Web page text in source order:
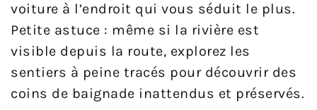
voiture à l’endroit qui vous séduit le plus.
Petite astuce : même si la rivière est
visible depuis la route, explorez les
sentiers à peine tracés pour découvrir des
coins de baignade inattendus et préservés.